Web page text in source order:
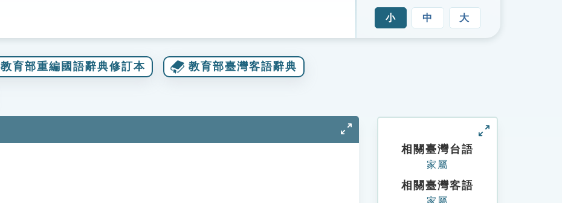
小 中 大
教育部重編國語辭典修訂本 教育部臺灣客語辭典
相關臺灣台語
家屬
相關臺灣客語
家屬